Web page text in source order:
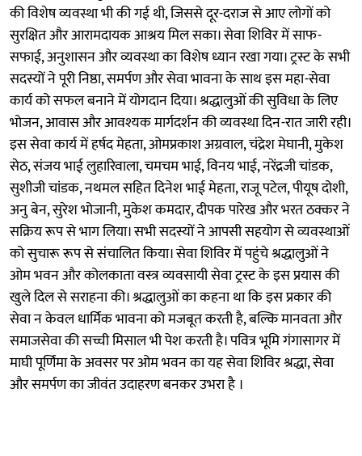
की विशेष व्यवस्था भी की गई थी, जिससे दूर-दराज से आए लोगों को
सुरक्षित और आरामदायक आश्रय मिल सका। सेवा शिविर में साफ-
सफाई, अनुशासन और व्यवस्था का विशेष ध्यान रखा गया। ट्रस्ट के सभी
सदस्यों ने पूरी निष्ठा, समर्पण और सेवा भावना के साथ इस महा-सेवा
कार्य को सफल बनाने में योगदान दिया। श्रद्धालुओं की सुविधा के लिए
भोजन, आवास और आवश्यक मार्गदर्शन की व्यवस्था दिन-रात जारी रही।
इस सेवा कार्य में हर्षद मेहता, ओमप्रकाश अग्रवाल, चंद्रेश मेघानी, मुकेश
सेठ, संजय भाई लुहारिवाला, चमचम भाई, विनय भाई, नरेंद्रजी चांडक,
सुशीजी चांडक, नथमल सहित दिनेश भाई मेहता, राजू पटेल, पीयूष दोशी,
अनु बेन, सुरेश भोजानी, मुकेश कमदार, दीपक पारेख और भरत ठक्कर ने
सक्रिय रूप से भाग लिया। सभी सदस्यों ने आपसी सहयोग से व्यवस्थाओं
को सुचारू रूप से संचालित किया। सेवा शिविर में पहुंचे श्रद्धालुओं ने
ओम भवन और कोलकाता वस्त्र व्यवसायी सेवा ट्रस्ट के इस प्रयास की
खुले दिल से सराहना की। श्रद्धालुओं का कहना था कि इस प्रकार की
सेवा न केवल धार्मिक भावना को मजबूत करती है, बल्कि मानवता और
समाजसेवा की सच्ची मिसाल भी पेश करती है। पवित्र भूमि गंगासागर में
माघी पूर्णिमा के अवसर पर ओम भवन का यह सेवा शिविर श्रद्धा, सेवा
और समर्पण का जीवंत उदाहरण बनकर उभरा है ।